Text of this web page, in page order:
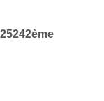
25242ème